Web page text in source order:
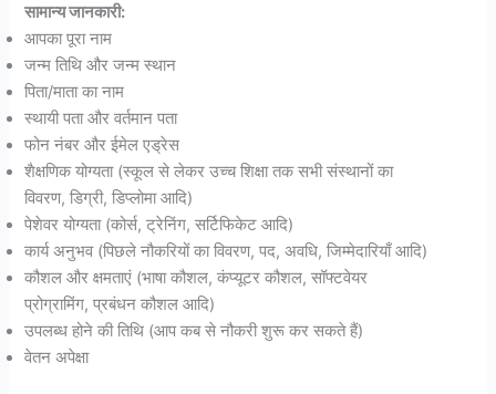
सामान्य जानकारी:
आपका पूरा नाम
जन्म तिथि और जन्म स्थान
पिता/माता का नाम
स्थायी पता और वर्तमान पता
फोन नंबर और ईमेल एड्रेस
शैक्षणिक योग्यता (स्कूल से लेकर उच्च शिक्षा तक सभी संस्थानों का
विवरण, डिग्री, डिप्लोमा आदि)
पेशेवर योग्यता (कोर्स, ट्रेनिंग, सर्टिफिकेट आदि)
कार्य अनुभव (पिछले नौकरियों का विवरण, पद, अवधि, जिम्मेदारियाँ आदि)
कौशल और क्षमताएं (भाषा कौशल, कंप्यूटर कौशल, सॉफ्टवेयर
प्रोग्रामिंग, प्रबंधन कौशल आदि)
उपलब्ध होने की तिथि (आप कब से नौकरी शुरू कर सकते हैं)
वेतन अपेक्षा